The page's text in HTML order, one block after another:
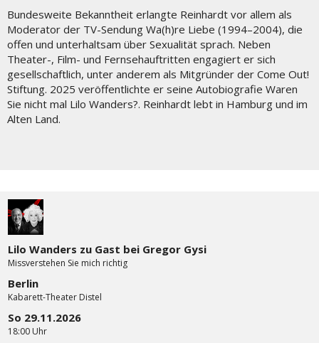
Bundesweite Bekanntheit erlangte Reinhardt vor allem als
Moderator der TV-Sendung Wa(h)re Liebe (1994–2004), die
offen und unterhaltsam über Sexualität sprach. Neben
Theater-, Film- und Fernsehauftritten engagiert er sich
gesellschaftlich, unter anderem als Mitgründer der Come Out!
Stiftung. 2025 veröffentlichte er seine Autobiografie Waren
Sie nicht mal Lilo Wanders?. Reinhardt lebt in Hamburg und im
Alten Land.
Lilo Wanders zu Gast bei Gregor Gysi
Missverstehen Sie mich richtig
Berlin
Kabarett-Theater Distel
So 29.11.2026
18:00 Uhr